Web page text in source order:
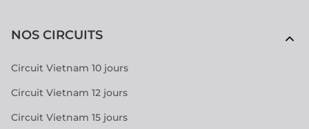
NOS CIRCUITS
Circuit Vietnam 10 jours
Circuit Vietnam 12 jours
Circuit Vietnam 15 jours